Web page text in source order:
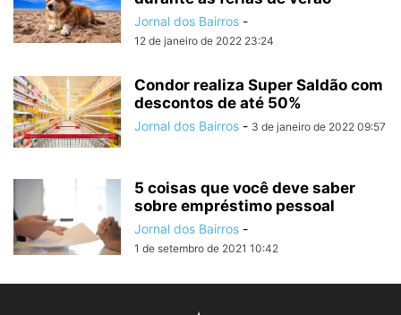
Jornal dos Bairros -
12 de janeiro de 2022 23:24
Condor realiza Super Saldão com
descontos de até 50%
Jornal dos Bairros - 3 de janeiro de 2022 09:57
5 coisas que você deve saber
sobre empréstimo pessoal
Jornal dos Bairros -
1 de setembro de 2021 10:42